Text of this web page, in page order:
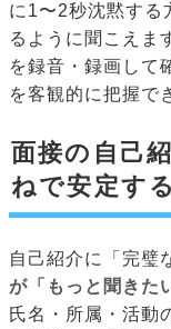
に1〜2秒沈黙する
るように聞こえま
を録音・録画して
を客観的に把握で
面接の自己
ねで安定する
自己紹介に「完璧
が「もっと聞きた
氏名・所属・活動